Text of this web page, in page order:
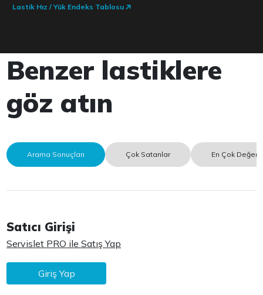
Lastik Hız / Yük Endeks Tablosu
Benzer lastiklere
göz atın
Arama Sonuçları Çok Satanlar En Çok
Satıcı Girişi
Servislet PRO ile Satış Yap
Giriş Yap